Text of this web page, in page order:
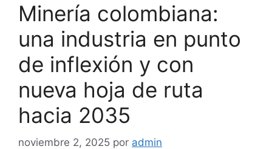
Minería colombiana:
una industria en punto
de inflexión y con
nueva hoja de ruta
hacia 2035
noviembre 2, 2025 por admin